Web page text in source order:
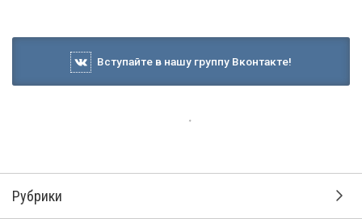
Вступайте в нашу группу Вконтакте!
Рубрики